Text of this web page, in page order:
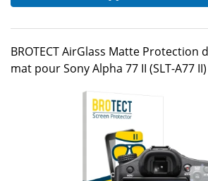
BROTECT AirGlass Matte Protection
mat pour Sony Alpha 77 II (SLT-A77 II)